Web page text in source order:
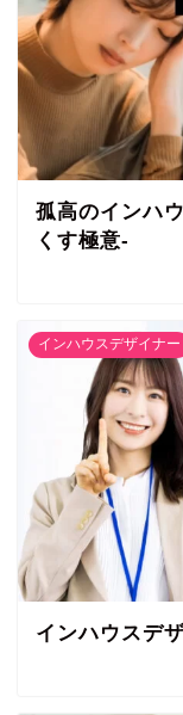
孤高のインハ
くす極意-
インハウスデザイナー
インハウスデ